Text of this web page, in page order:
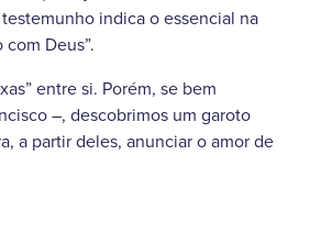
indica o essencial na
Deus”.
entre si. Porém, se bem
–, descobrimos um garoto
a partir deles, anunciar o amor de